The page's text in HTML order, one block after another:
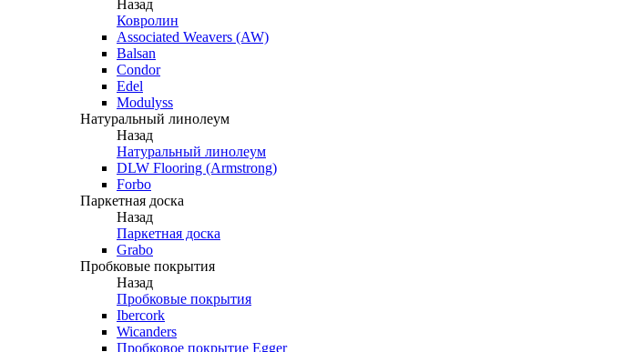
Назад
Ковролин
Associated Weavers (AW)
Balsan
Condor
Edel
Modulyss
Натуральный линолеум
Назад
Натуральный линолеум
DLW Flooring (Armstrong)
Forbo
Паркетная доска
Назад
Паркетная доска
Grabo
Пробковые покрытия
Назад
Пробковые покрытия
Ibercork
Wicanders
Пробковое покрытие Egger